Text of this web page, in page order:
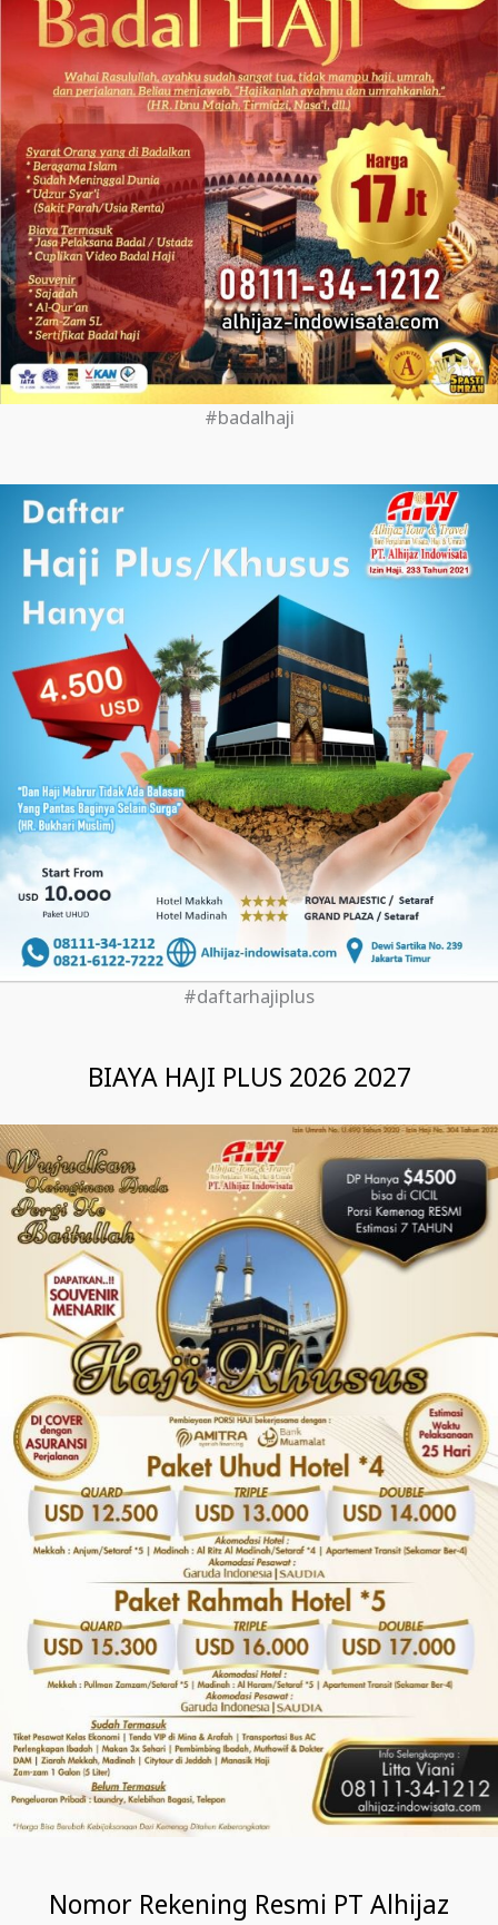
#badalhaji
#daftarhajiplus
BIAYA HAJI PLUS 2026 2027
Nomor Rekening Resmi PT Alhijaz